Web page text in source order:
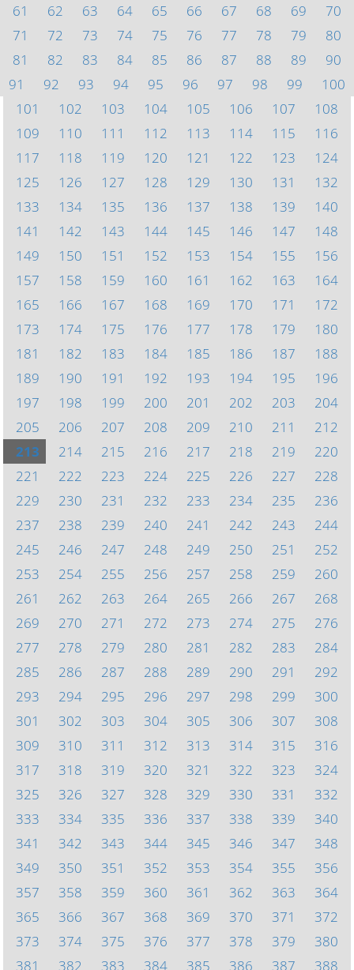
61
62 63 64 65 66 67 68 69
70
71
72 73 74 75 76 77 78 79
80
81
82 83 84 85 86 87 88 89
90
91
92 93 94 95 96 97 98 99
100
101
102 103 104 105 106 107
108
109
110 111 112 113 114 115
116
117
118 119 120 121 122 123
124
125
126 127 128 129 130 131
132
133
134 135 136 137 138 139
140
141
142 143 144 145 146 147
148
149
150 151 152 153 154 155
156
157
158 159 160 161 162 163
164
165
166 167 168 169 170 171
172
173
174 175 176 177 178 179
180
181
182 183 184 185 186 187
188
189
190 191 192 193 194 195
196
197
198 199 200 201 202 203
204
205
206 207 208 209 210 211
212
213
214 215 216 217 218 219
220
221
222 223 224 225 226 227
228
229
230 231 232 233 234 235
236
237
238 239 240 241 242 243
244
245
246 247 248 249 250 251
252
253
254 255 256 257 258 259
260
261
262 263 264 265 266 267
268
269
270 271 272 273 274 275
276
277
278 279 280 281 282 283
284
285
286 287 288 289 290 291
292
293
294 295 296 297 298 299
300
301
302 303 304 305 306 307
308
309
310 311 312 313 314 315
316
317
318 319 320 321 322 323
324
325
326 327 328 329 330 331
332
333
334 335 336 337 338 339
340
341
342 343 344 345 346 347
348
349
350 351 352 353 354 355
356
357
358 359 360 361 362 363
364
365
366 367 368 369 370 371
372
373
374 375 376 377 378 379
380
381
382 383 384 385 386 387 388